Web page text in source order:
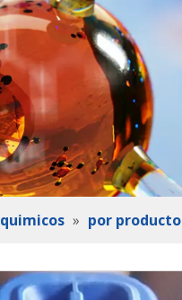
quimicos » por producto